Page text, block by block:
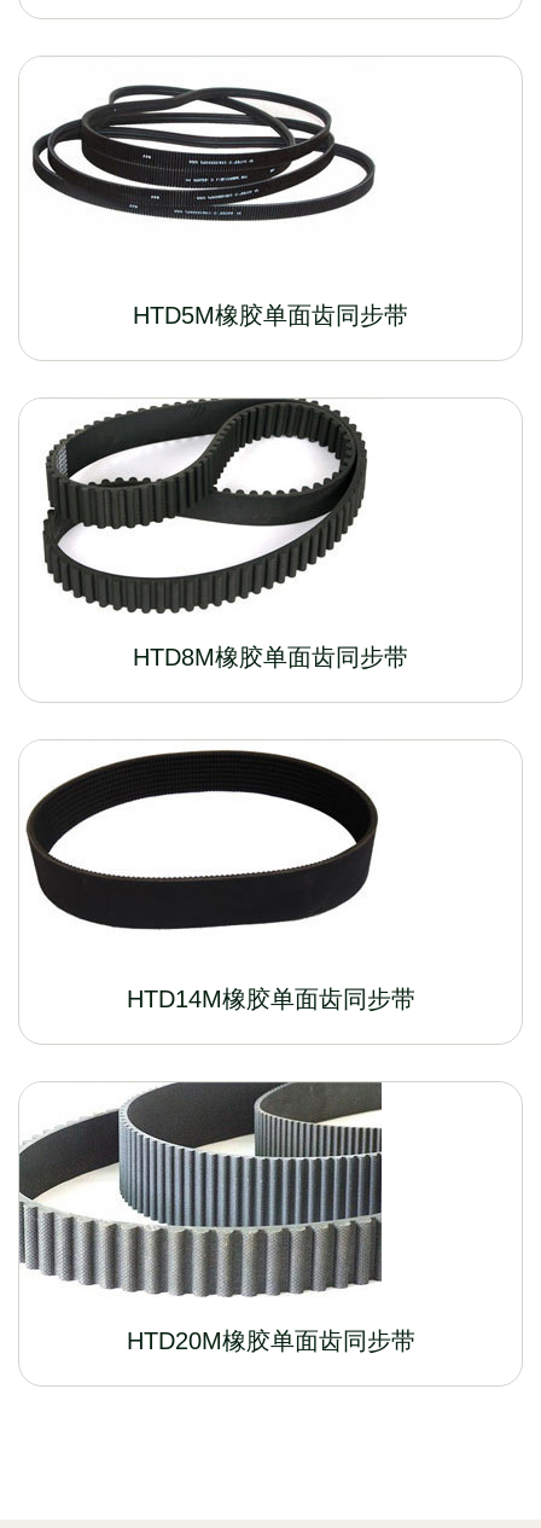
HTD5M橡胶单面齿同步带
HTD8M橡胶单面齿同步带
HTD14M橡胶单面齿同步带
HTD20M橡胶单面齿同步带